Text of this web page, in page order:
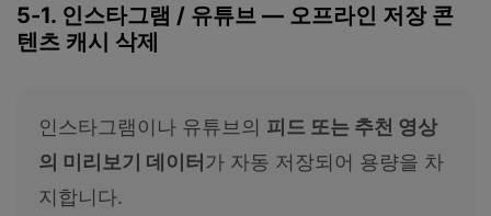
5-1. 인스타그램 / 유튜브 — 오프라인 저장 콘
텐츠 캐시 삭제
인스타그램이나 유튜브의 피드 또는 추천 영상
의 미리보기 데이터 가 자동 저장되어 용량을 차
지합니다.